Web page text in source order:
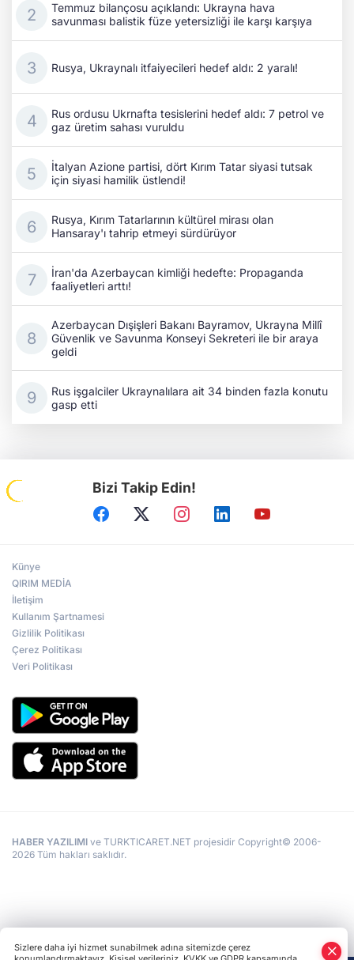
Temmuz bilançosu açıklandı: Ukrayna hava
savunması balistik füze yetersizliği ile karşı karşıya
Rusya, Ukraynalı itfaiyecileri hedef aldı: 2 yaralı!
Rus ordusu Ukrnafta tesislerini hedef aldı: 7 petrol ve
gaz üretim sahası vuruldu
İtalyan Azione partisi, dört Kırım Tatar siyasi tutsak
için siyasi hamilik üstlendi!
Rusya, Kırım Tatarlarının kültürel mirası olan
Hansaray'ı tahrip etmeyi sürdürüyor
İran'da Azerbaycan kimliği hedefte: Propaganda
faaliyetleri arttı!
Azerbaycan Dışişleri Bakanı Bayramov, Ukrayna Millî
Güvenlik ve Savunma Konseyi Sekreteri ile bir araya
geldi
Rus işgalciler Ukraynalılara ait 34 binden fazla konutu
gasp etti
Bizi Takip Edin!
Künye
QIRIM MEDİA
İletişim
Kullanım Şartnamesi
Gizlilik Politikası
Çerez Politikası
Veri Politikası
HABER YAZILIMI ve TURKTICARET.NET projesidir Copyright© 2006-
2026 Tüm hakları saklıdır.
Sizlere daha iyi hizmet sunabilmek adına sitemizde çerez